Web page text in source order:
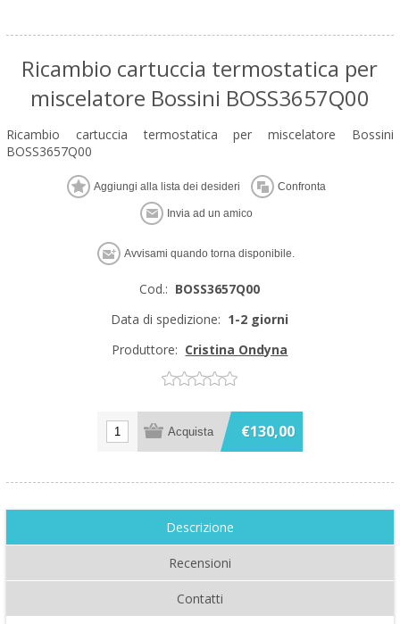
Ricambio cartuccia termostatica per
miscelatore Bossini BOSS3657Q00
Ricambio cartuccia termostatica per miscelatore Bossini
BOSS3657Q00
Cod.: BOSS3657Q00
Data di spedizione: 1-2 giorni
Produttore: Cristina Ondyna
€130,00
Descrizione
Recensioni
Contatti